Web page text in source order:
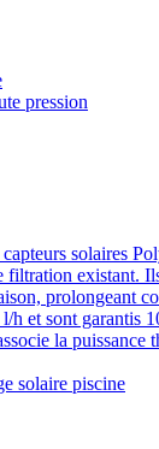
pression
solaires
filtration existant.
prolongeant
h et sont garantis
la puissance
solaire piscine